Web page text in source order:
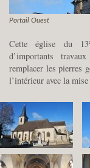
Portail Ouest
Cette église du 13
d’importants
remplacer les pierres
l’intérieur avec la